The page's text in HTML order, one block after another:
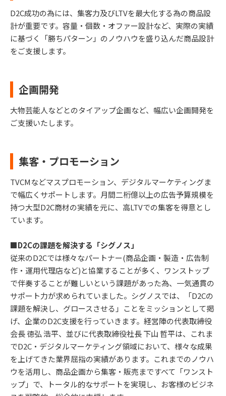
D2C成功の為には、集客力及びLTVを最大化する為の商品設
計が重要です。容量・個数・オファー設計など、実際の実績
に基づく「勝ちパターン」のノウハウを盛り込んだ商品設計
をご支援します。
企画開発
大物芸能人などとのタイアップ企画など、幅広い企画開発を
ご支援いたします。
集客・プロモーション
TVCMなどマスプロモーション、デジタルマーケティングま
で幅広くサポートします。月間二桁億以上の広告予算規模を
持つ大型D2C商材の実績を元に、高LTVでの集客を得意とし
ています。
■D2Cの課題を解決する「シグノス」
従来のD2Cでは様々なパートナー(商品企画・製造・広告制
作・運用代理店など)と協業することが多く、ワンストップ
で伴奏することが難しいという課題があった為、一気通貫の
サポート力が求められていました。シグノスでは、「D2Cの
課題を解決し、グロースさせる」ことをミッションとして掲
げ、企業のD2C支援を行っていきます。経営陣の代表取締役
会長 徳弘 浩平、並びに代表取締役社長 下山 哲平は、これま
でD2C・デジタルマーケティング領域において、様々な成果
を上げてきた業界屈指の実績があります。これまでのノウハ
ウを活用し、商品企画から集客・販売まですべて「ワンスト
ップ」で、トータル的なサポートを実現し、お客様のビジネ